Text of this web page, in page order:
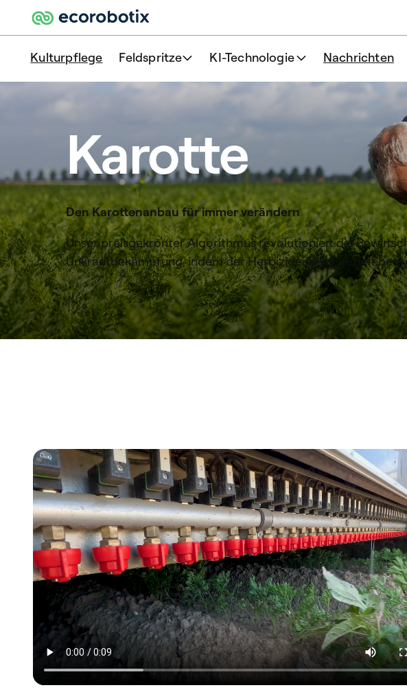
Kulturpflege Feldspritze KI-Technologie Nachrichten
Karotte
Den Karottenanbau für immer verändern
Unser preisgekrönter Algorithmus revolutioniert die
Unkrautbekämpfung, indem der Herbizideinsatz gezielt